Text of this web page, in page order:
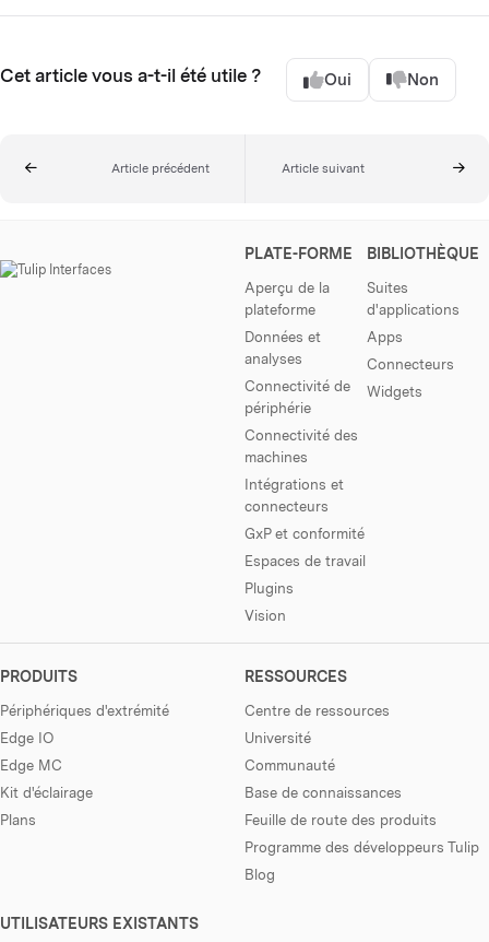
Cet article vous a-t-il été utile ? Oui Non
Article précédent Article suivant
PLATE-FORME
Aperçu de la
plateforme
Données et
analyses
Connectivité de
périphérie
Connectivité des
machines
Intégrations et
connecteurs
GxP et conformité
Espaces de travail
Plugins
Vision
BIBLIOTHÈQUE
Suites
d'applications
Apps
Connecteurs
Widgets
PRODUITS
Périphériques d'extrémité
Edge IO
Edge MC
Kit d'éclairage
Plans
RESSOURCES
Centre de ressources
Université
Communauté
Base de connaissances
Feuille de route des produits
Programme des développeurs Tulip
Blog
UTILISATEURS EXISTANTS